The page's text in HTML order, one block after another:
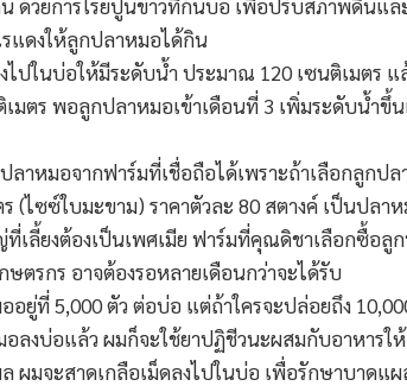
ด้วยการโรยปูนขาวที่ก้นบ่อ เพื่อปรับสภาพดินแ
แดงให้ลูกปลาหมอได้กิน
ในบ่อให้มีระดับน้ำ ประมาณ 120 เซนติเมตร
มตร พอลูกปลาหมอเข้าเดือนที่ 3 เพิ่มระดับน้ำขึ้
าหมอจากฟาร์มที่เชื่อถือได้เพราะถ้าเลือกลูกป
ไซซ์ใบมะขาม) ราคาตัวละ 80 สตางค์ เป็นปลา
เลี้ยงต้องเป็นเพศเมีย ฟาร์มที่คุณดิชาเลือกซื้อลู
ตรกร อาจต้องรอหลายเดือนกว่าจะได้รับ
ยู่ที่ 5,000 ตัว ต่อบ่อ แต่ถ้าใครจะปล่อยถึง
งบ่อแล้ว ผมก็จะใช้ยาปฏิชีวนะผสมกับอาหารใ
ผมจะสาดเกลือเม็ดลงไปในบ่อ เพื่อรักษาบาด